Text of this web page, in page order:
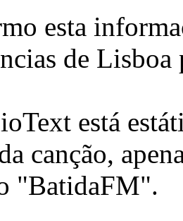
esta
de Lisboa
está
canção,
"BatidaFM".